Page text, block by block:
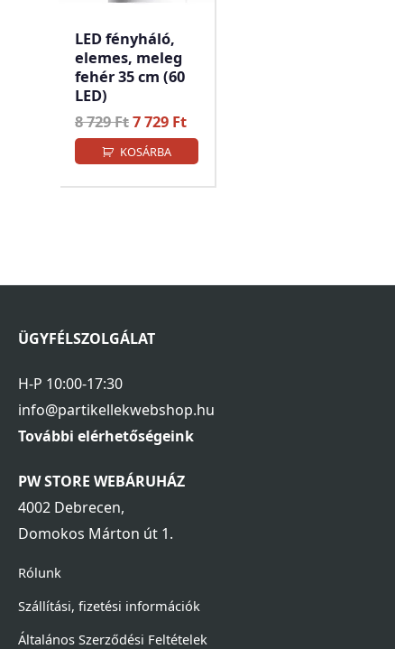
LED fényháló,
elemes, meleg
fehér 35 cm (60
LED)
8 729FtOriginal
price
was:
7 729 FtCurrent
price
is:
KOSÁRBA
ÜGYFÉLSZOLGÁLAT
H-P 10:00-17:30
info@partikellekwebshop.hu
További elérhetőségeink
PW STORE WEBÁRUHÁZ
4002 Debrecen,
Domokos Márton út 1.
Rólunk
Szállítási, fizetési információk
Általános Szerződési Feltételek